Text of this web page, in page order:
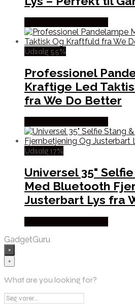
Udsalg 55%
Professionel
Kraftige Led
fra We Do Better
Udsalg 17%
Universel 35"
Med Bluetooth
Justerbart Lys fra
GadgetGuru
×
×
What are you looking for?